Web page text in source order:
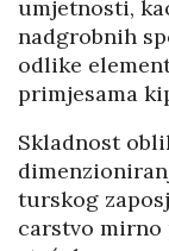
umjetnosti,
nadgrobnih
odlike
primjesama
Skladnost
turskog
carstvo mirno